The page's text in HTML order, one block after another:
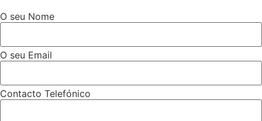
O seu Nome
O seu Email
Contacto Telefónico